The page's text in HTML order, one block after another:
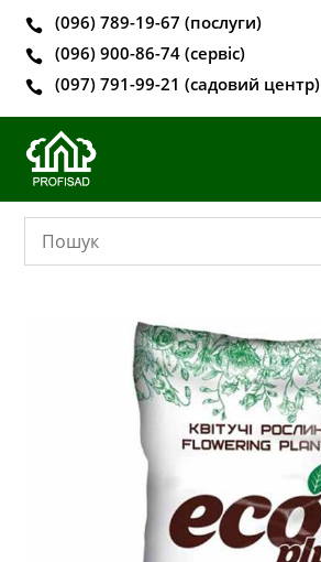
 (096) 789-19-67 (послуги)
 (096) 900-86-74 (сервіс)
 (097) 791-99-21 (садовий центр)